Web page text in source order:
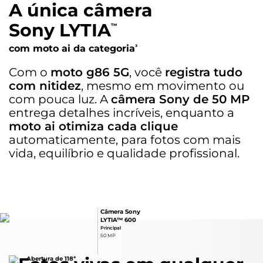
Cartão SIM
Nano SIM (4FF), e-SIM / Entrada 1: Chip 1 / Entrada 2: SD Card
Wi-fi
Bluetooth
Bluetooth® 5.4
Radio FM: Não
Certificado de homologação Anatel
Câmera Sony
LYTIA™ 600
Principal
50 MP
Abertura de 118ª
A única câmera
Sony LYTIA™
com moto ai da categoria³
Com o moto g86 5G, você registra tudo
com nitidez, mesmo em movimento ou
com pouca luz. Acâmera Sony de 50 MP
entrega detalhes incríveis, enquanto a
moto ai otimiza cada clique
automaticamente, para fotos com mais
vida, equilíbrio e qualidade profissional.